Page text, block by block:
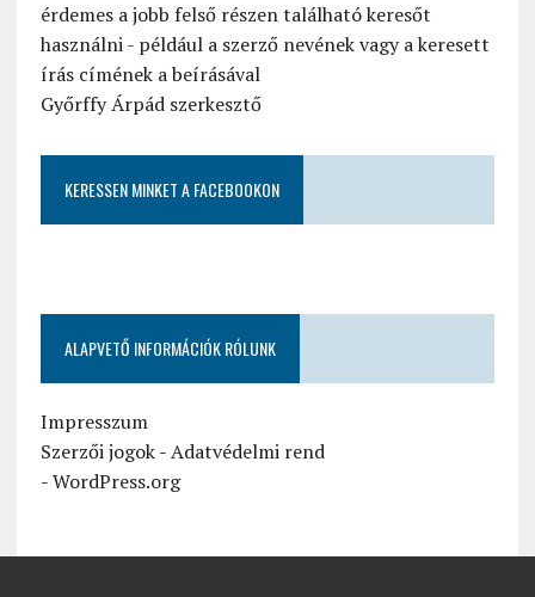
érdemes a jobb felső részen található keresőt
használni - például a szerző nevének vagy a keresett
írás címének a beírásával
Győrffy Árpád szerkesztő
KERESSEN MINKET A FACEBOOKON
ALAPVETŐ INFORMÁCIÓK RÓLUNK
Impresszum
Szerzői jogok-Adatvédelmi rend
-WordPress.org